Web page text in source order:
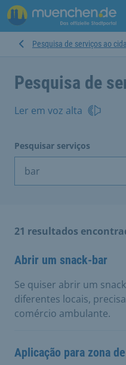
Pesquisa de serviços ao
Pesquisa de
Ler em voz alta
Pesquisar serviços
21 resultados
Abrir um snack-bar
Se quiser abrir um
diferentes locais,
comércio ambulante.
Aplicação para zona